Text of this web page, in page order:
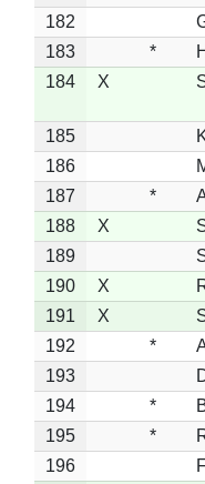
182
183
*
184
X
185
186
187
*
188
X
189
190
X
191
X
192
*
193
194
*
195
*
196